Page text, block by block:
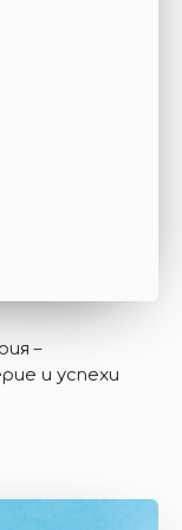
–
и успехи